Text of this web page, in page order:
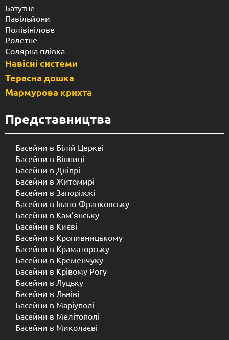
Батутне
Павільйони
Полівінілове
Ролетне
Солярна плівка
Навісні системи
Терасна дошка
Мармурова крихта
Представництва
Басейни в Білій Церкві
Басейни в Вінниці
Басейни в Дніпрі
Басейни в Житомирі
Басейни в Запоріжжі
Басейни в Івано-Франковську
Басейни в Кам’янську
Басейни в Києві
Басейни в Кропивницькому
Басейни в Краматорську
Басейни в Кременчуку
Басейни в Крівому Рогу
Басейни в Луцьку
Басейни в Львіві
Басейни в Маріуполі
Басейни в Мелітополі
Басейни в Миколаєві